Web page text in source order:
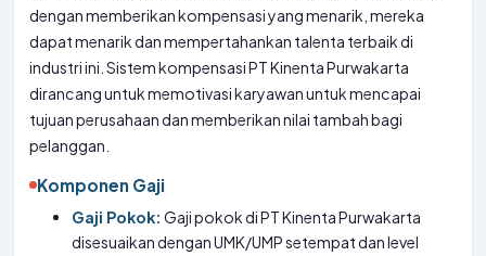
dengan memberikan kompensasi yang menarik, mereka
dapat menarik dan mempertahankan talenta terbaik di
industri ini. Sistem kompensasi PT Kinenta Purwakarta
dirancang untuk memotivasi karyawan untuk mencapai
tujuan perusahaan dan memberikan nilai tambah bagi
pelanggan.
Komponen Gaji
Gaji Pokok: Gaji pokok di PT Kinenta Purwakarta
disesuaikan dengan UMK/UMP setempat dan level